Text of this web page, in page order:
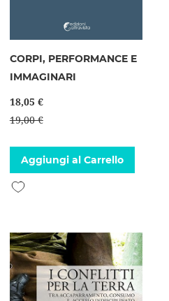
CORPI, PERFORMANCE E
IMMAGINARI
18,05 €
19,00 €
Aggiungi al Carrello
Aggiungi alla lista desideri